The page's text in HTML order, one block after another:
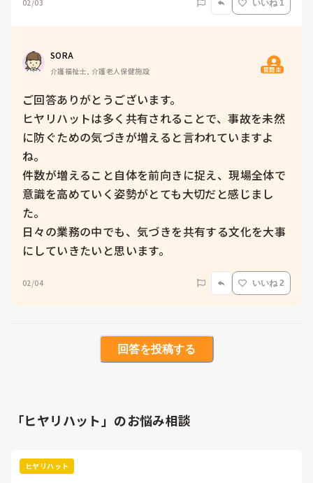
02/03 いいね 1
SORA
介護福祉士, 介護老人保健施設 質問主
ご回答ありがとうございます。
ヒヤリハットは多く共有されることで、事故を未然
に防ぐための気づきが増えると言われていますよ
ね。
件数が増えること自体を前向きに捉え、現場全体で
意識を高めていく姿勢がとても大切だと感じまし
た。
日々の業務の中でも、気づきを共有する文化を大事
にしていきたいと思います。
02/04 いいね 2
回答を投稿する
「ヒヤリハット」のお悩み相談
ヒヤリハット